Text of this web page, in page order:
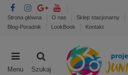
Strona główna O nas Sklep stacjonarny
Blog-Poradnik
LookBook Kontakt
Menu Szukaj